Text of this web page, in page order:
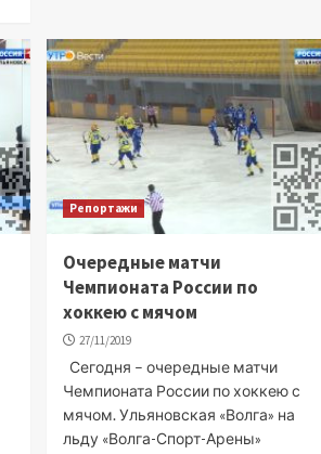
Репортажи
Очередные матчи
Чемпионата России по
хоккею с мячом
27/11/2019
Сегодня – очередные матчи
Чемпионата России по хоккею с
мячом. Ульяновская «Волга» на
льду «Волга-Спорт-Арены»